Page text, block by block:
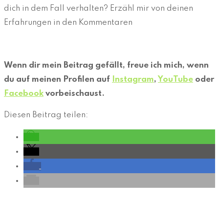
dich in dem Fall verhalten? Erzähl mir von deinen
Erfahrungen in den Kommentaren
Wenn dir mein Beitrag gefällt, freue ich mich, wenn
du auf meinen Profilen auf
Instagram, YouTube oder
Facebook vorbeischaust.
Diesen Beitrag teilen: